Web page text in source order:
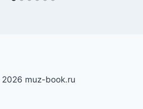
muz-book.ru